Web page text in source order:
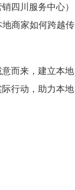
四川服务中心）
商家如何跨越传
而来，建立本地
行动，助力本地